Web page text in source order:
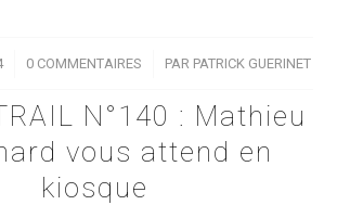
0 COMMENTAIRES
/ PAR PATRICK GUERINET
N°140 : Mathieu
vous attend en
kiosque